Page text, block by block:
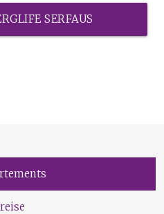
SERFAUS